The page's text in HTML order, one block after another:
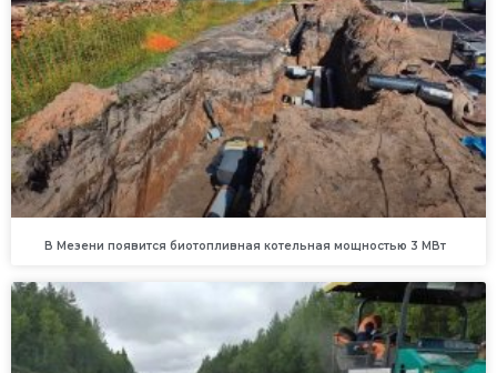
В Мезени появится биотопливная котельная мощностью 3 МВт